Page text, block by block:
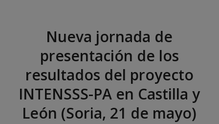
Nueva jornada de
presentación de los
resultados del proyecto
INTENSSS-PA en Castilla y
León (Soria, 21 de mayo)